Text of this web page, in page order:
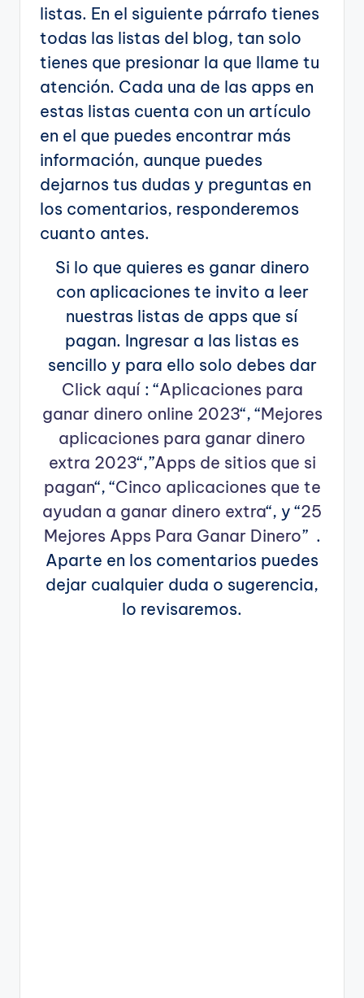
listas. En el siguiente párrafo tienes
todas las listas del blog, tan solo
tienes que presionar la que llame tu
atención. Cada una de las apps en
estas listas cuenta con un artículo
en el que puedes encontrar más
información, aunque puedes
dejarnos tus dudas y preguntas en
los comentarios, responderemos
cuanto antes.
Si lo que quieres es ganar dinero
con aplicaciones te invito a leer
nuestras listas de apps que sí
pagan. Ingresar a las listas es
sencillo y para ello solo debes dar
Click aquí: “Aplicaciones para
ganar dinero online 2023“, “Mejores
aplicaciones para ganar dinero
extra 2023“,”Apps de sitios que si
pagan“, “Cinco aplicaciones que te
ayudan a ganar dinero extra“, y “25
Mejores Apps Para Ganar Dinero” .
Aparte en los comentarios puedes
dejar cualquier duda o sugerencia,
lo revisaremos.